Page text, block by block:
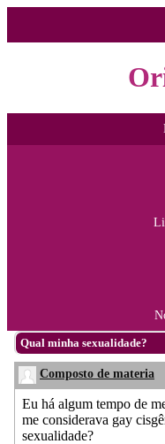
Qual minha sexualidade?
Composto de materia
Eu há algum tempo de
me considerava gay
sexualidade?